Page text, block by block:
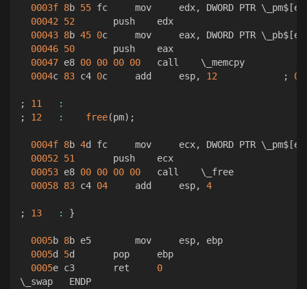
0003f 8b 55 fc     mov     edx, DWORD PTR \_pm$[
00042 52
       push    edx
00043 8b 45 0c     mov     eax, DWORD PTR \_pb$[
00046 50
       push    eax
00047 e8 00 00 00 00
   call    \_memcpy
0004c 83 c4 0c     add     esp, 12 ;
; 11
:
;
12 : free(pm) ;
0004f 8b 4d fc     mov     ecx, DWORD PTR \_pm$[
00052 51
       push    ecx
00053 e8 00 00 00 00
   call    \_free
00058 83 c4 04
     add     esp
, 4
; 13 : }
0005b 8b e5        mov     esp, ebp
0005d 5d       pop     ebp
0005e c3       ret 0
\_swap   ENDP